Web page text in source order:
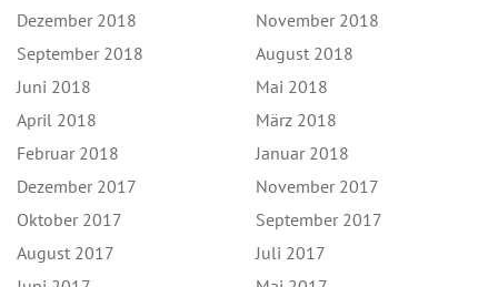
Dezember 2018
November 2018
September 2018
August 2018
Juni 2018
Mai 2018
April 2018
März 2018
Februar 2018
Januar 2018
Dezember 2017
November 2017
Oktober 2017
September 2017
August 2017
Juli 2017